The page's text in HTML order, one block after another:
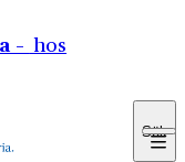
– hos
Sök